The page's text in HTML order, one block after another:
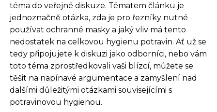
téma do veřejné diskuze. Tématem článku je
jednoznačně otázka, zda je pro řezníky nutné
používat ochranné masky a jaký vliv má tento
nedostatek na celkovou hygienu potravin. Ať už se
tedy připojujete k diskuzi jako odborníci, nebo vám
toto téma zprostředkovali vaši blízcí, můžete se
těšit na napínavé argumentace a zamyšlení nad
dalšími důležitými otázkami souvisejícími s
potravinovou hygienou.